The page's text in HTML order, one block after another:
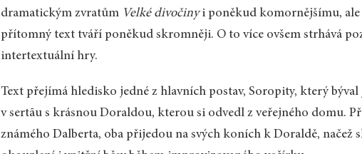
dramatickým zvratům Velké divočinyi poněkud komornějšímu,
přítomný text tváří poněkud skromněji. O to více ovšem strhává
intertextuální hry.
Text přejímá hledisko jedné z hlavních postav, Soropity, který býval
v sertãu s krásnou Doraldou, kterou si odvedl z veřejného domu.
známého Dalberta, oba přijedou na svých koních k Doraldě, načež